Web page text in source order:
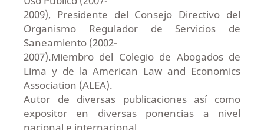
2009), Presidente del Consejo Directivo del
Organismo Regulador de Servicios de
Saneamiento (2002-
2007).Miembro del Colegio de Abogados de
Lima y de la American Law and Economics
Association (ALEA).
Autor de diversas publicaciones así como
expositor en diversas ponencias a nivel